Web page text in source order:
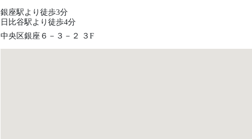
銀座駅より徒歩3分
日比谷駅より徒歩4分
中央区銀座６－３－２ ３F